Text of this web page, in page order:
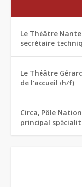
Le Théâtre
secrétaire
Le Théâtre
de l’accueil (h/f)
Circa, Pôle
principal